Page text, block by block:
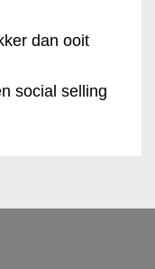
dan ooit
social selling